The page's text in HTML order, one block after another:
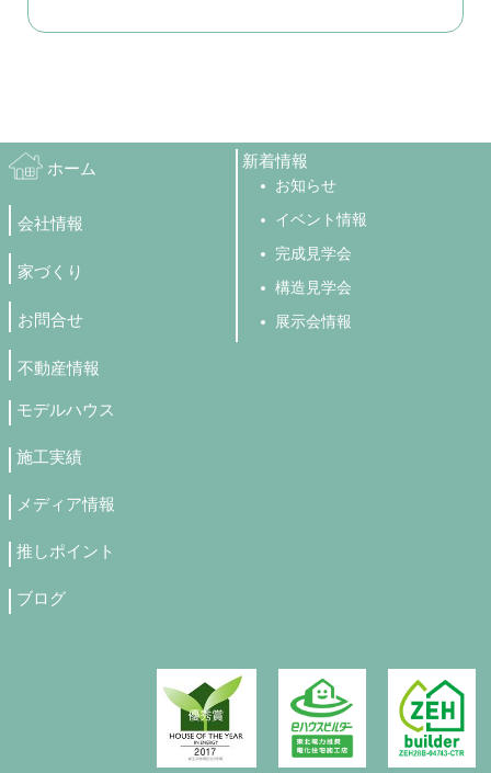
ホーム
会社情報
家づくり
お問合せ
不動産情報
新着情報
お知らせ
イベント情報
完成見学会
構造見学会
展示会情報
モデルハウス
施工実績
メディア情報
推しポイント
ブログ